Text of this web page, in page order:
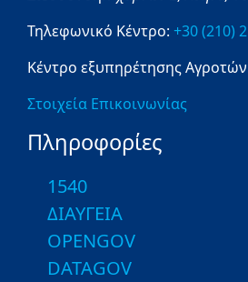
Τηλεφωνικό Κέντρο: +30 (210)
Κέντρο εξυπηρέτησης
Στοιχεία Επικοινωνίας
Πληροφορίες
1540
ΔΙΑΥΓΕΙΑ
OPENGOV
DATAGOV